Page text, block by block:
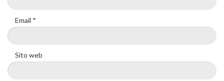
Email *
Sito web